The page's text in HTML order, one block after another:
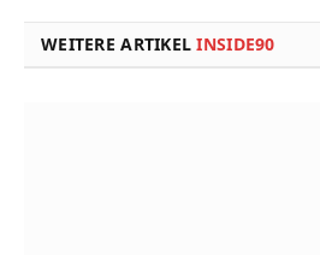
WEITERE ARTIKELINSIDE90